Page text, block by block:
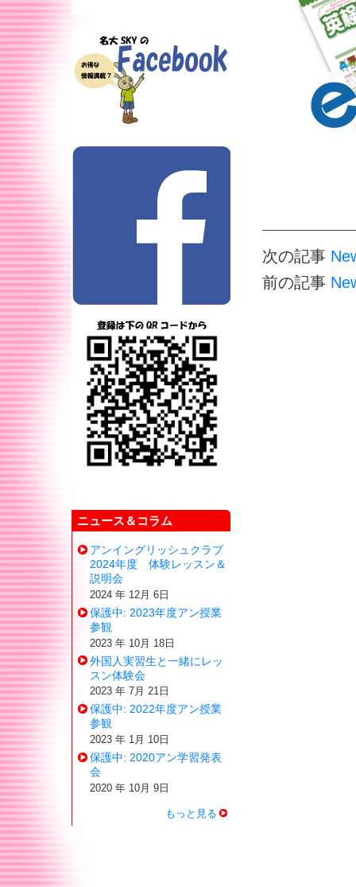
ニュース＆コラム
アンイングリッシュクラブ
2024年度 体験レッスン＆
説明会
2024 年 12月 6日
保護中: 2023年度アン授業
参観
2023 年 10月 18日
外国人実習生と一緒にレッ
スン体験会
2023 年 7月 21日
保護中: 2022年度アン授業
参観
2023 年 1月 10日
保護中: 2020アン学習発表
会
2020 年 10月 9日
もっと見る
次の記事
前の記事